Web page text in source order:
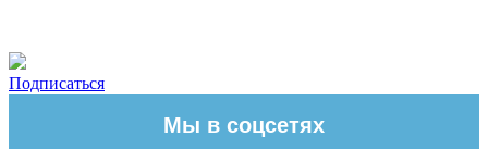
Подписаться
Мы в соцсетях